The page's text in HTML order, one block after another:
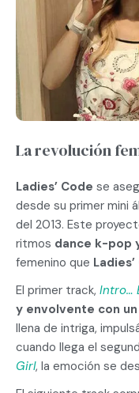
La revolución
Ladies’ Code se
desde su primer mini
del 2013. Este
ritmos dance k-pop
femenino que
El primer track, Intro…
y envolvente con
llena de intriga,
cuando llega el
Girl, la emoción se